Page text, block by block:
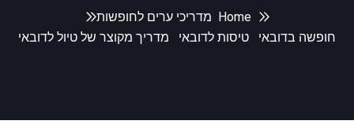
Home
מדריכי ערים לחופשות
חופשה בדובאי טיסות לדובאי מדריך מקוצר של טיול לדובאי